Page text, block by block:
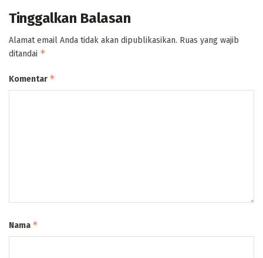
Tinggalkan Balasan
Alamat email Anda tidak akan dipublikasikan. Ruas yang wajib
ditandai *
Komentar *
Nama *